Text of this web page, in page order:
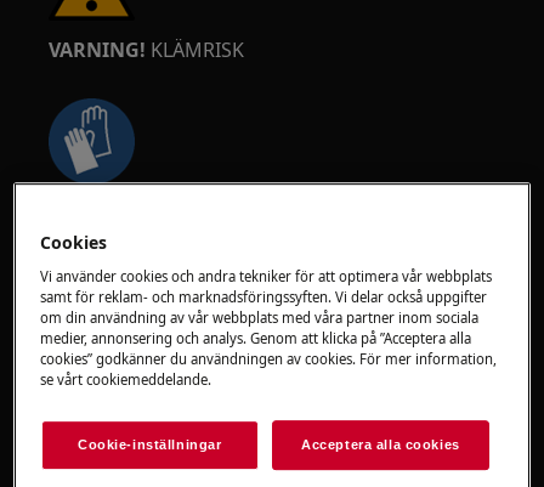
VARNING! KLÄMRISK
underhålls- eller reparationsarbete som
involverar remmar.
VARNING!KVÄVNINGSRISK
Cookies
Vi använder cookies och andra tekniker för att optimera vår webbplats
samt för reklam- och marknadsföringssyften. Vi delar också uppgifter
om din användning av vår webbplats med våra partner inom sociala
medier, annonsering och analys. Genom att klicka på ”Acceptera alla
cookies” godkänner du användningen av cookies. För mer information,
se vårt cookiemeddelande.
Cookie-inställningar Acceptera alla cookies